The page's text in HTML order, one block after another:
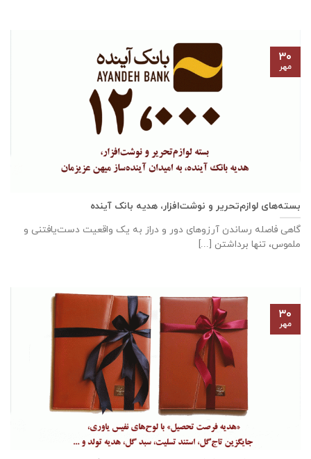
بسته‌های لوازم‌تحریر و نوشت‌افزار، هدیه بانک آینده
گاهی فاصله‌ رساندن آرزوهای دور و دراز به یک واقعیت دست‌یافتنی و
ملموس، تنها برداشتن [...]
۳۰
مهر
۳۰
مهر